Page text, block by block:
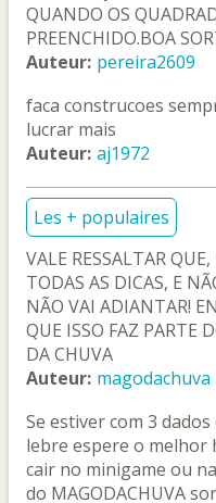
QUANDO OS
PREENCHIDO.BOA
Auteur: pereira2609
faca construcoes
lucrar mais
Auteur: aj1972
Les + populaires
VALE RESSALTAR
TODAS AS DICAS, E
NÃO VAI ADIANTAR!
QUE ISSO FAZ PARTE
DA CHUVA
Auteur: magodachuva
Se estiver com 3
lebre espere o melhor
cair no minigame ou
do MAGODACHUVA